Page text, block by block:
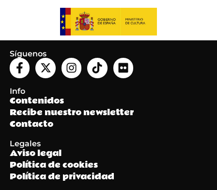
Síguenos
Info
Contenidos
Recibe nuestro newsletter
Contacto
Legales
Aviso legal
Política de cookies
Política de privacidad